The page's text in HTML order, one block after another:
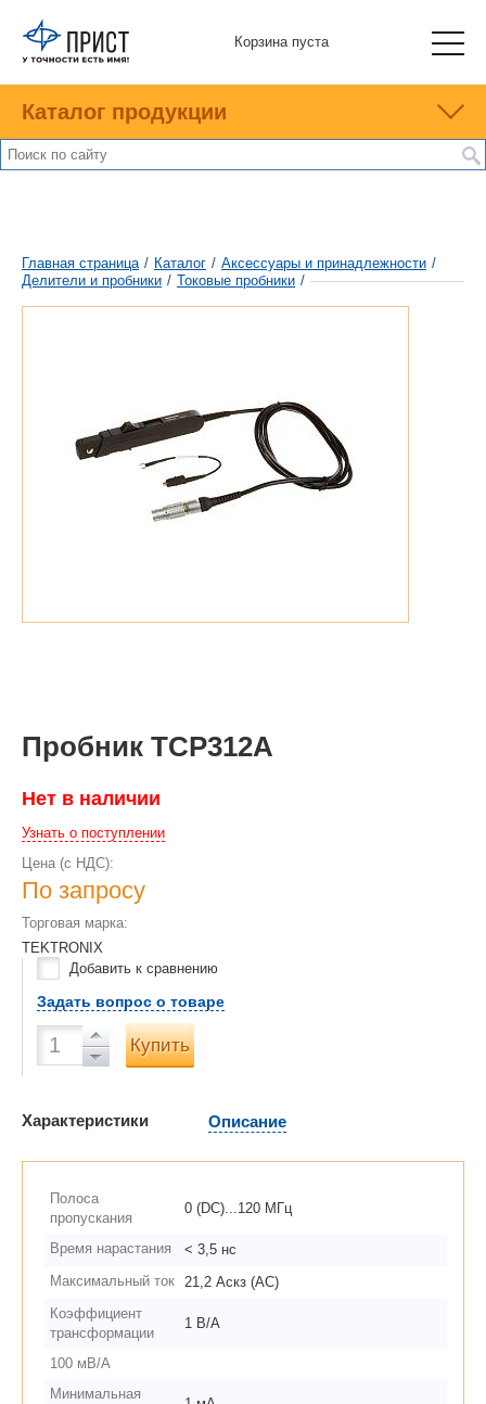
Корзина пуста
Каталог продукции
Главная страница / Каталог / Аксессуары и принадлежности /
Делители и пробники / Токовые пробники /
Пробник TCP312A
Нет в наличии
Узнать о поступлении
Цена (с НДС):
По запросу
Торговая марка:
TEKTRONIX
Добавить к сравнению
Задать вопрос о товаре
Купить
Характеристики Описание
Полоса
пропускания
0 (DC)...120 МГц
Время нарастания
< 3,5 нс
Максимальный ток 21,2 Аскз (AC)
Коэффициент
трансформации
1 В/А
100 мВ/А
Минимальная